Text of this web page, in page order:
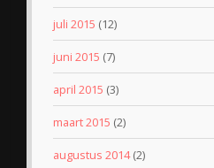
juli 2015 (12)
juni 2015 (7)
april 2015 (3)
maart 2015 (2)
augustus 2014(2)